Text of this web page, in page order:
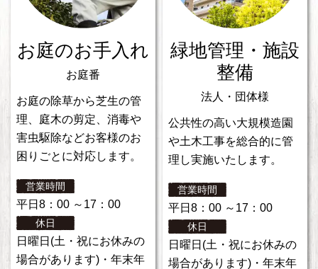
お庭のお手入れ
お庭番
お庭の除草から芝生の管
理、庭木の剪定、消毒や
害虫駆除などお客様のお
困りごとに対応します。
営業時間
平日8：00 ～17：00
休日
日曜日(土・祝にお休みの
場合があります)・年末年
緑地管理・施設
整備
法人・団体様
公共性の高い大規模造園
や土木工事を総合的に管
理し実施いたします。
営業時間
平日8：00 ～17：00
休日
日曜日(土・祝にお休みの
場合があります)・年末年